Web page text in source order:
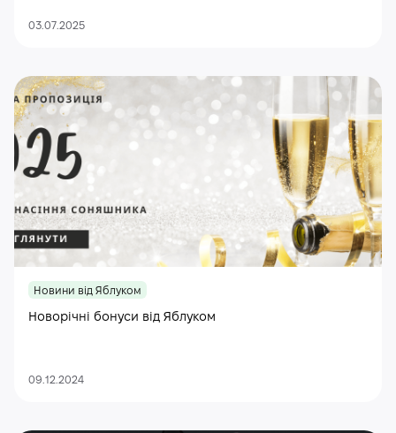
03.07.2025
Новини від Яблуком
Новорічні бонуси від Яблуком
09.12.2024